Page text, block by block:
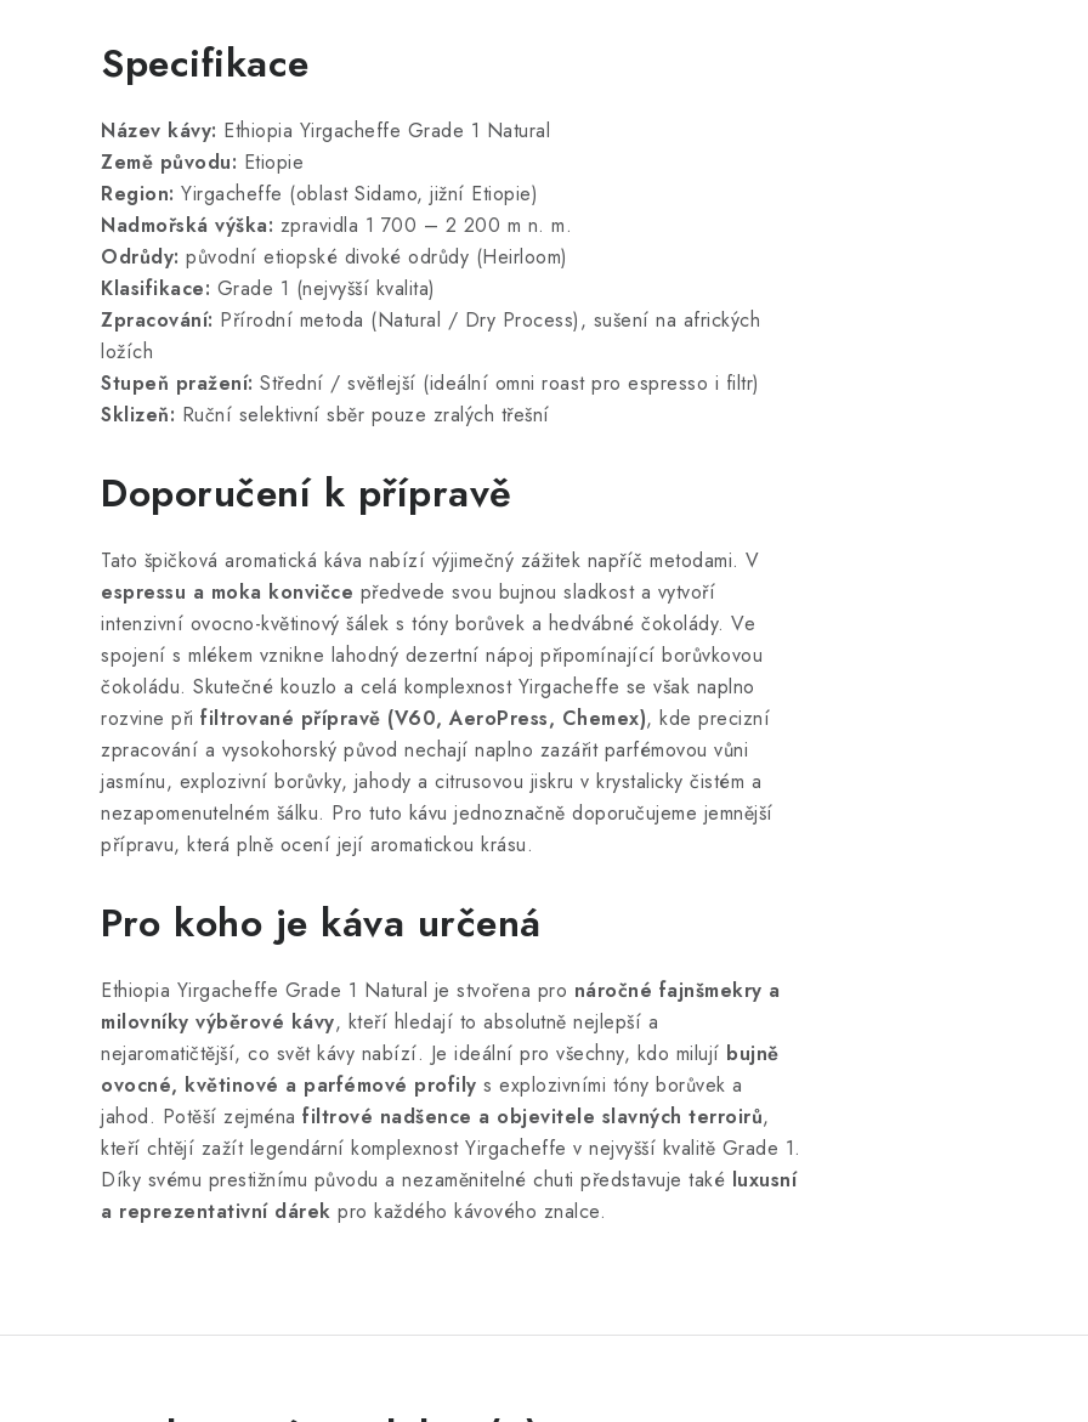
Specifikace
Název kávy: Ethiopia Yirgacheffe Grade 1 Natural
Země původu: Etiopie
Region: Yirgacheffe (oblast Sidamo, jižní Etiopie)
Nadmořská výška: zpravidla 1 700 – 2 200 m n. m.
Odrůdy: původní etiopské divoké odrůdy (Heirloom)
Klasifikace: Grade 1 (nejvyšší kvalita)
Zpracování: Přírodní metoda (Natural / Dry Process), sušení na afrických
ložích
Stupeň pražení: Střední / světlejší (ideální omni roast pro espresso i filtr)
Sklizeň: Ruční selektivní sběr pouze zralých třešní
Doporučení k přípravě
Tato špičková aromatická káva nabízí výjimečný zážitek napříč metodami. V
espressu a moka konvičce předvede svou bujnou sladkost a vytvoří
intenzivní ovocno-květinový šálek s tóny borůvek a hedvábné čokolády. Ve
spojení s mlékem vznikne lahodný dezertní nápoj připomínající borůvkovou
čokoládu. Skutečné kouzlo a celá komplexnost Yirgacheffe se však naplno
rozvine při filtrované přípravě (V60, AeroPress, Chemex), kde precizní
zpracování a vysokohorský původ nechají naplno zazářit parfémovou vůni
jasmínu, explozivní borůvky, jahody a citrusovou jiskru v krystalicky čistém a
nezapomenutelném šálku. Pro tuto kávu jednoznačně doporučujeme jemnější
přípravu, která plně ocení její aromatickou krásu.
Pro koho je káva určená
Ethiopia Yirgacheffe Grade 1 Natural je stvořena pro náročné fajnšmekry a
milovníky výběrové kávy, kteří hledají to absolutně nejlepší a
nejaromatičtější, co svět kávy nabízí. Je ideální pro všechny, kdo milují bujně
ovocné, květinové a parfémové profily s explozivními tóny borůvek a
jahod. Potěší zejména filtrové nadšence a objevitele slavných terroirů,
kteří chtějí zažít legendární komplexnost Yirgacheffe v nejvyšší kvalitě Grade 1.
Díky svému prestižnímu původu a nezaměnitelné chuti představuje také luxusní
a reprezentativní dárek pro každého kávového znalce.